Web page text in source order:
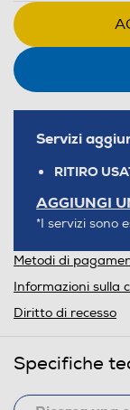
Servizi
RITIRO
AGGIUNGI
*I servizi sono
Metodi di
Informazioni sulla
Diritto di recesso
Specifiche